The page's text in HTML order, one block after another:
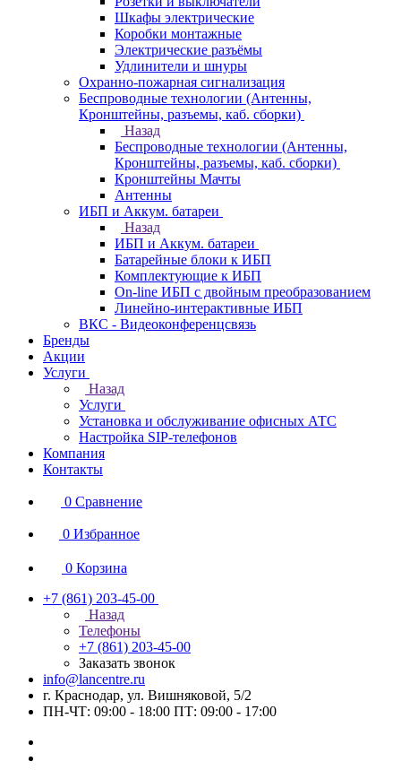
Шкафы электрические
Коробки монтажные
Электрические разъёмы
Удлинители и шнуры
Охранно-пожарная сигнализация
Беспроводные технологии (Антенны,
Кронштейны, разъемы, каб. сборки)
Назад
Беспроводные технологии (Антенны,
Кронштейны, разъемы, каб. сборки)
Кронштейны Мачты
Антенны
ИБП и Аккум. батареи
Назад
ИБП и Аккум. батареи
Батарейные блоки к ИБП
Комплектующие к ИБП
On-line ИБП с двойным преобразованием
Линейно-интерактивные ИБП
ВКС - Видеоконференцсвязь
Бренды
Акции
Услуги
Назад
Услуги
Установка и обслуживание офисных АТС
Настройка SIP-телефонов
Компания
Контакты
0 Сравнение
0 Избранное
0 Корзина
+7 (861) 203-45-00
Назад
Телефоны
+7 (861) 203-45-00
Заказать звонок
info@lancentre.ru
г. Краснодар, ул. Вишняковой, 5/2
ПН-ЧТ: 09:00 - 18:00 ПТ: 09:00 - 17:00